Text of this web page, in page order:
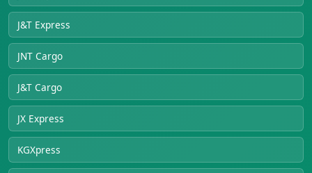
J&T Express
JNT Cargo
J&T Cargo
JX Express
KGXpress